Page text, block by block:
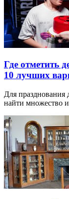
Где отметить
10 лучших
Для
найти множество